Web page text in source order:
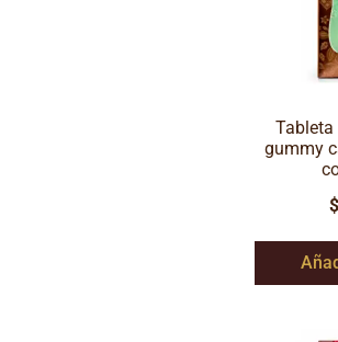
gummy
$